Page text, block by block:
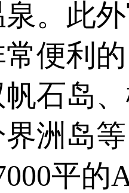
。此
便利
石岛
界洲岛
平的